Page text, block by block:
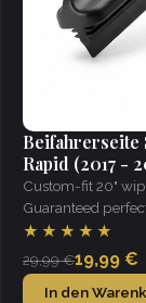
Beifahrerseite
Rapid (2017 -
Custom-fit 20"
Guaranteed
visibility in all
★★★★★
29,99 €19,99 €
In den